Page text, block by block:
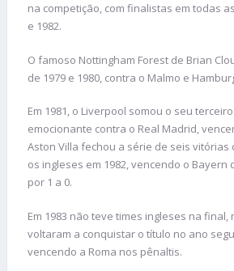
na competição, com finalistas em todas
e 1982.
O famoso Nottingham Forest de Brian
de 1979 e 1980, contra o Malmo e
Em 1981, o Liverpool somou o seu
emocionante contra o Real Madrid,
Aston Villa fechou a série de seis vitórias
os ingleses em 1982, vencendo o Bayern
por 1 a 0.
Em 1983 não teve times ingleses na final,
voltaram a conquistar o título no ano
vencendo a Roma nos pênaltis.